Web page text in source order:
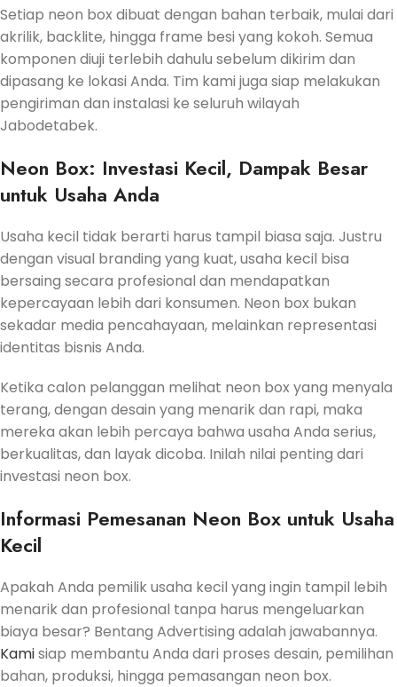
Setiap neon box dibuat dengan bahan terbaik, mulai dari
akrilik, backlite, hingga frame besi yang kokoh. Semua
komponen diuji terlebih dahulu sebelum dikirim dan
dipasang ke lokasi Anda. Tim kami juga siap melakukan
pengiriman dan instalasi ke seluruh wilayah
Jabodetabek.
Neon Box: Investasi Kecil, Dampak Besar
untuk Usaha Anda
Usaha kecil tidak berarti harus tampil biasa saja. Justru
dengan visual branding yang kuat, usaha kecil bisa
bersaing secara profesional dan mendapatkan
kepercayaan lebih dari konsumen. Neon box bukan
sekadar media pencahayaan, melainkan representasi
identitas bisnis Anda.
Ketika calon pelanggan melihat neon box yang menyala
terang, dengan desain yang menarik dan rapi, maka
mereka akan lebih percaya bahwa usaha Anda serius,
berkualitas, dan layak dicoba. Inilah nilai penting dari
investasi neon box.
Informasi Pemesanan Neon Box untuk Usaha
Kecil
Apakah Anda pemilik usaha kecil yang ingin tampil lebih
menarik dan profesional tanpa harus mengeluarkan
biaya besar? Bentang Advertising adalah jawabannya.
Kamisiap membantu Anda dari proses desain, pemilihan
bahan, produksi, hingga pemasangan neon box.